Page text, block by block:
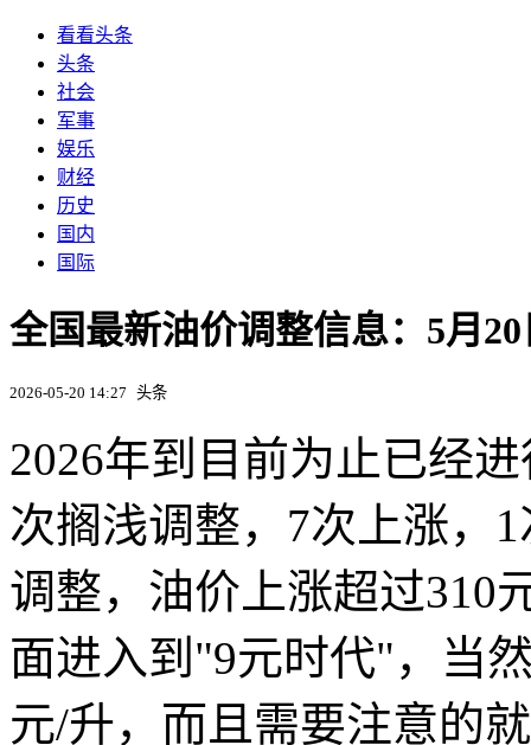
看看头条
头条
社会
军事
娱乐
财经
历史
国内
国际
全国最新油价调整信息：5月
2026-05-20 14:27 头条
2026年到目前为止已经
次搁浅调整，7次上涨，
调整，油价上涨超过310
面进入到"9元时代"，当
元/升，而且需要注意的